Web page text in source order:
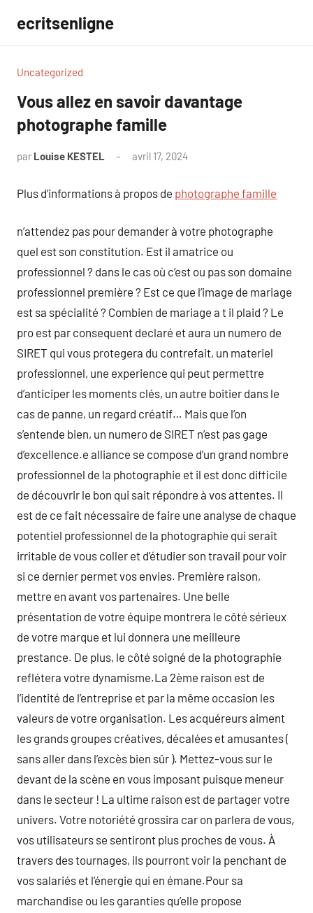
contenu
ecritsenligne
Uncategorized
Vous allez en savoir davantage
photographe famille
par Louise KESTEL avril 17, 2024
Plus d’informations à propos de photographe famille
n’attendez pas pour demander à votre photographe
quel est son constitution. Est il amatrice ou
professionnel ? dans le cas où c’est ou pas son domaine
professionnel première ? Est ce que l’image de mariage
est sa spécialité ? Combien de mariage a t il plaid ? Le
pro est par consequent declaré et aura un numero de
SIRET qui vous protegera du contrefait, un materiel
professionnel, une experience qui peut permettre
d’anticiper les moments clés, un autre boitier dans le
cas de panne, un regard créatif… Mais que l’on
s’entende bien, un numero de SIRET n’est pas gage
d’excellence.e alliance se compose d’un grand nombre
professionnel de la photographie et il est donc difficile
de découvrir le bon qui sait répondre à vos attentes. Il
est de ce fait nécessaire de faire une analyse de chaque
potentiel professionnel de la photographie qui serait
irritable de vous coller et d’étudier son travail pour voir
si ce dernier permet vos envies. Première raison,
mettre en avant vos partenaires. Une belle
présentation de votre équipe montrera le côté sérieux
de votre marque et lui donnera une meilleure
prestance. De plus, le côté soigné de la photographie
reflétera votre dynamisme.La 2ème raison est de
l’identité de l’entreprise et par la même occasion les
valeurs de votre organisation. Les acquéreurs aiment
les grands groupes créatives, décalées et amusantes (
sans aller dans l’excès bien sûr ). Mettez-vous sur le
devant de la scène en vous imposant puisque meneur
dans le secteur ! La ultime raison est de partager votre
univers. Votre notoriété grossira car on parlera de vous,
vos utilisateurs se sentiront plus proches de vous. À
travers des tournages, ils pourront voir la penchant de
vos salariés et l’énergie qui en émane.Pour sa
marchandise ou les garanties qu’elle propose